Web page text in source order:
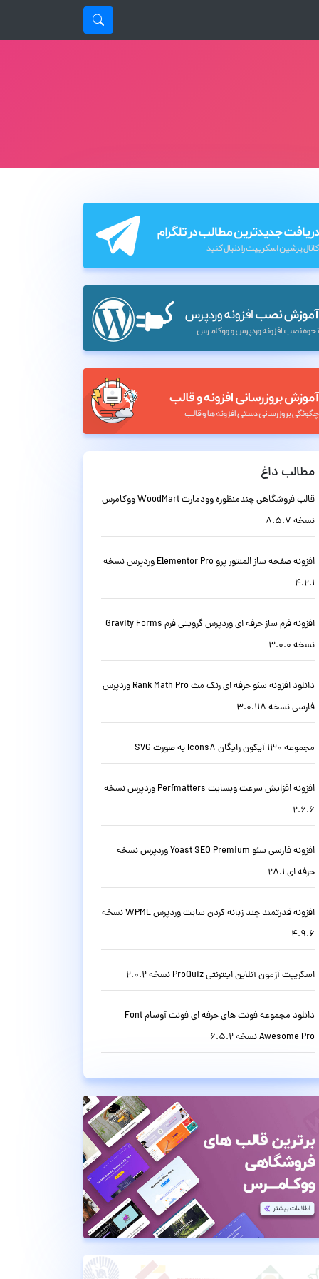
مطالب داغ
قالب فروشگاهی چندمنظوره وودمارت WoodMart ووکامرس
نسخه 8.5.7
افزونه صفحه ساز المنتور پرو Elementor Pro وردپرس نسخه
4.2.1
افزونه فرم ساز حرفه ای وردپرس گرویتی فرم Gravity Forms
نسخه 3.0.0
دانلود افزونه سئو حرفه ای رنک مث Rank Math Pro وردپرس
فارسی نسخه 3.0.118
مجموعه 130 آیکون رایگان Icons8 به صورت SVG
افزونه افزایش سرعت وبسایت Perfmatters وردپرس نسخه
2.6.6
افزونه فارسی سئو Yoast SEO Premium وردپرس نسخه
حرفه ای 28.1
افزونه قدرتمند چند زبانه کردن سایت وردپرس WPML نسخه
4.9.6
اسکریپت آزمون آنلاین اینترنتی ProQuiz نسخه 2.0.2
دانلود مجموعه فونت های حرفه ای فونت آوسام Font
Awesome Pro نسخه 6.5.2